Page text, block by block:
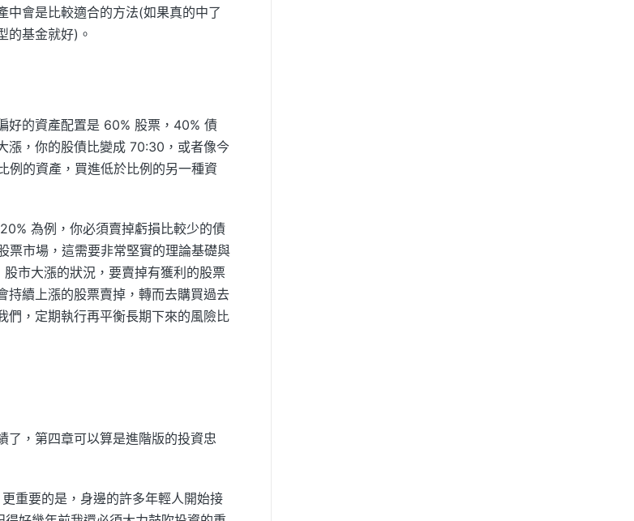
中會是比較適合的方法(如果真的中了
的基金就好)。
好的資產配置是 60% 股票，40% 債
漲，你的股債比變成 70:30，或者像今
例的資產，買進低於比例的另一種資
為例，你必須賣掉虧損比較少的債
票市場，這需要非常堅實的理論基礎與
市大漲的狀況，要賣掉有獲利的股票
持續上漲的股票賣掉，轉而去購買過去
們，定期執行再平衡長期下來的風險比
了，第四章可以算是進階版的投資忠
重要的是，身邊的許多年輕人開始接